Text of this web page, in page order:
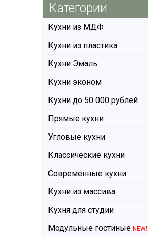
Категории
Кухни из МДФ
Кухни из пластика
Кухни Эмаль
Кухни эконом
Кухни до 50 000 рублей
Прямые кухни
Угловые кухни
Классические кухни
Современные кухни
Кухни из массива
Кухня для студии
Модульные гостиные NEW!